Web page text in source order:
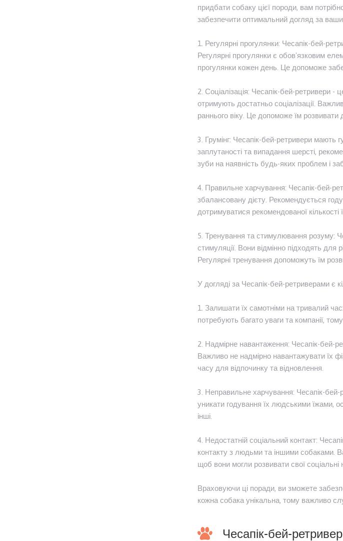
придбати собаку цієї породи, вам
забезпечити оптимальний догляд за
1. Регулярні прогулянки: Чесапік-бей-
Регулярні прогулянки є обов'язковим
прогулянки кожен день. Це допоможе
2. Соціалізація: Чесапік-бей-
отримують достатньо соціалізації.
раннього віку. Це допоможе їм розвивати
3. Грумінг: Чесапік-бей-ретривери мають
заплутаності та випадання шерсті,
зуби на наявність будь-яких проблем і
4. Правильне харчування: Чесапік-бей-
збалансовану дієту. Рекомендується
дотримуватися рекомендованої кількості
5. Тренування та стимулювання розуму:
стимуляції. Вони відмінно підходять для
Регулярні тренування допоможуть їм
У догляді за Чесапік-бей-ретриверами є
1. Залишати їх самотніми на тривалий
потребують багато уваги та компанії,
2. Надмірне навантаження: Чесапік-бей-
Важливо не надмірно навантажувати їх
часу для відпочинку та відновлення.
3. Неправильне харчування: Чесапік-
уникати годування їх людськими їжами,
інші.
4. Недостатній соціальний контакт:
контакту з людьми та іншими собаками.
щоб вони могли розвивати свої соціальні
Враховуючи ці поради, ви зможете
кожна собака унікальна, тому важливо
Чесапік-бей-